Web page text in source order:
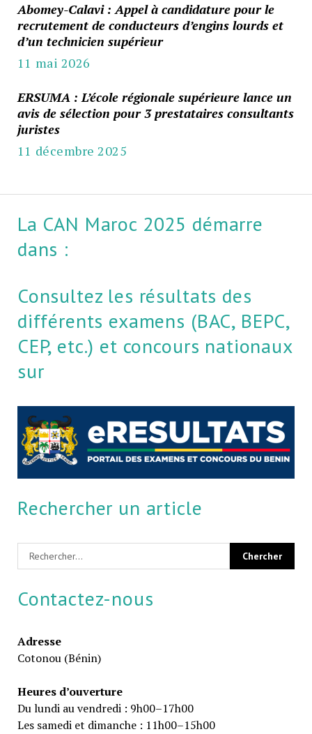
Abomey-Calavi : Appel à candidature pour le
recrutement de conducteurs d’engins lourds et
d’un technicien supérieur
11 mai 2026
ERSUMA : L’école régionale supérieure lance un
avis de sélection pour 3 prestataires consultants
juristes
11 décembre 2025
La CAN Maroc 2025 démarre
dans :
Consultez les résultats des
différents examens (BAC, BEPC,
CEP, etc.) et concours nationaux
sur
Rechercher un article
Contactez-nous
Adresse
Cotonou (Bénin)
Heures d’ouverture
Du lundi au vendredi : 9h00–17h00
Les samedi et dimanche : 11h00–15h00